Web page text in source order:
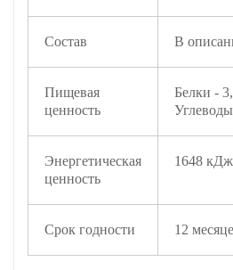
Состав В
Пищевая
ценность
Белки -
Энергетическая
ценность
1648
Срок годности 12